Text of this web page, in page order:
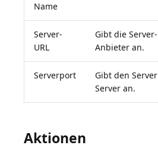
Name
Server-
URL
Gibt die
Anbieter an.
Serverport
Gibt den
Server an.
Aktionen